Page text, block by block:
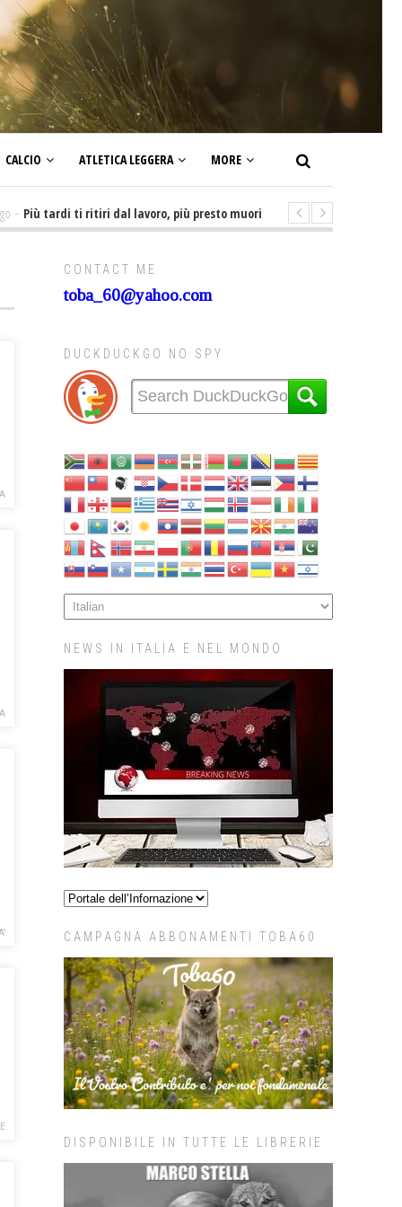
CALCIO ATLETICA LEGGERA MORE
tardi ti ritiri dal lavoro, più presto muori! E non ti godi la pensione. Lo
CONTACT ME
toba_60@yahoo.com
DUCKDUCKGO NO SPY
NEWS IN ITALIA E NEL MONDO
CAMPAGNA ABBONAMENTI TOBA60
DISPONIBILE IN TUTTE LE LIBRERIE